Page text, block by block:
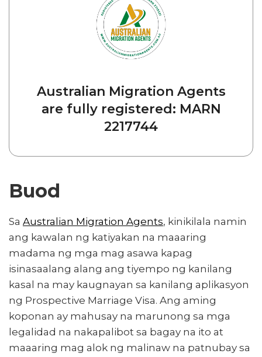
Australian Migration Agents
are fully registered: MARN
2217744
Buod
Sa Australian Migration Agents, kinikilala namin
ang kawalan ng katiyakan na maaaring
madama ng mga mag asawa kapag
isinasaalang alang ang tiyempo ng kanilang
kasal na may kaugnayan sa kanilang aplikasyon
ng Prospective Marriage Visa. Ang aming
koponan ay mahusay na marunong sa mga
legalidad na nakapalibot sa bagay na ito at
maaaring mag alok ng malinaw na patnubay sa